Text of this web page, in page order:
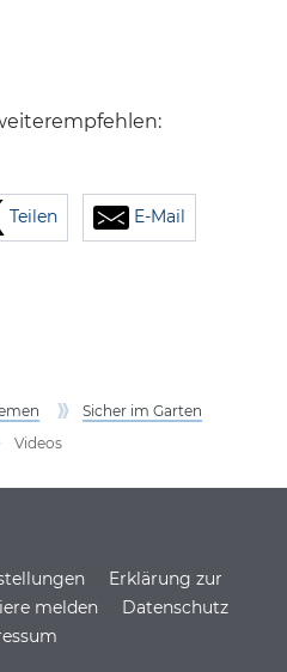
Teilen E-Mail
Sicher im Garten
Videos
Erklärung zur
melden
Datenschutz